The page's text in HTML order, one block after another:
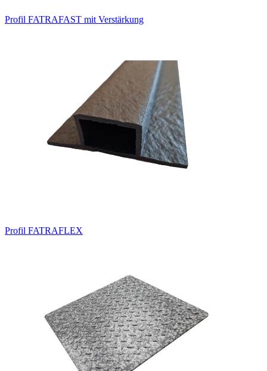
Profil FATRAFAST mit Verstärkung
Profil FATRAFLEX